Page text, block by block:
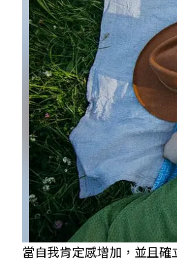
當自我肯定感增加，並且